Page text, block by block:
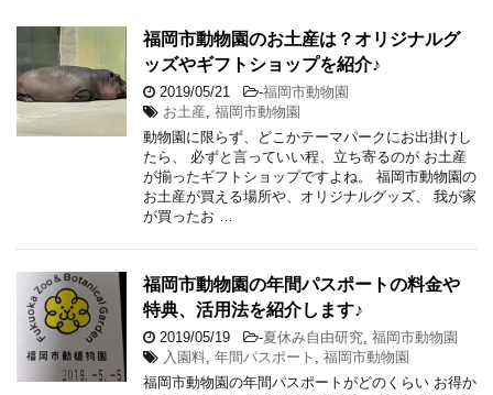
福岡市動物園のお土産は？オリジナルグ
ッズやギフトショップを紹介♪
2019/05/21 -福岡市動物園
お土産 福岡市動物園
動物園に限らず、どこかテーマパークにお出掛けし
たら、 必ずと言っていい程、立ち寄るのが お土産
が揃ったギフトショップですよね。 福岡市動物園の
お土産が買える場所や、オリジナルグッズ、 我が家
が買ったお …
福岡市動物園の年間パスポートの料金や
特典、活用法を紹介します♪
2019/05/19 -夏休み自由研究 福岡市動物園
入園料 年間パスポート
福岡市動物園
福岡市動物園の年間パスポートがどのくらい お得か